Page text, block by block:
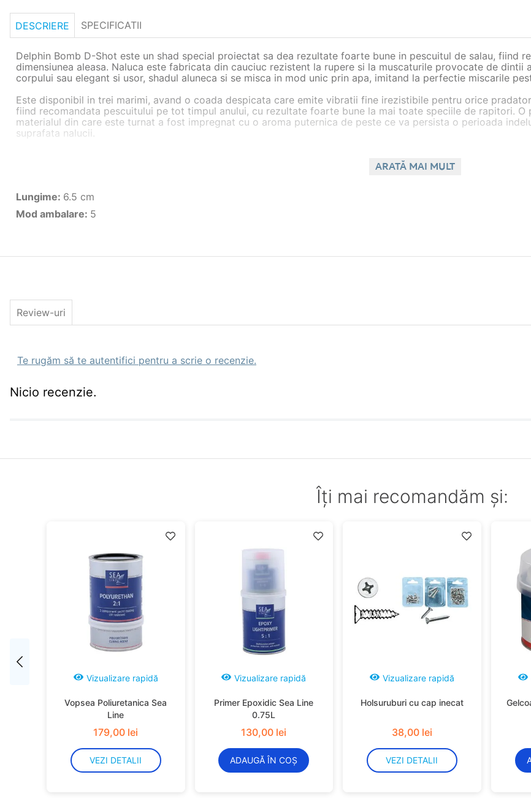
DESCRIERE SPECIFICATII
Delphin Bomb D-Shot este un shad special proiectat sa dea rezultate foarte bune in pescuitul de salau, fiind
dimensiunea aleasa. Naluca este fabricata din cauciuc rezistent la rupere si la muscaturile provocate de
corpului sau elegant si usor, shadul aluneca si se misca in mod unic prin apa, imitand la perfectie miscarile
Este disponibil in trei marimi, avand o coada despicata care emite vibratii fine irezistibile pentru orice
fiind recomandata pescuitului pe tot timpul anului, cu rezultate foarte bune la mai toate speciile de rapitori.
materialul din care este turnat a fost impregnat cu o aroma puternica de peste ce va persista o perioada
suprafata nalucii.
Tip naluca: shad;
Model: Bomb D-Shot;
Material: cauciuc rezistent;
ARATĂ MAI MULT
Lungime: 6.5 cm
Mod ambalare: 5
Review-uri
Te rugăm să te autentifici pentru a scrie o recenzie.
Nicio recenzie.
Îți mai recomandăm și:
Vizualizare rapidă
Vopsea Poliuretanica Sea
Line
179,00 lei
VEZI DETALII
Vizualizare rapidă
Primer Epoxidic Sea Line
0.75L
130,00 lei
ADAUGĂ ÎN COȘ
Vizualizare rapidă
Holsuruburi cu cap inecat
38,00 lei
VEZI DETALII